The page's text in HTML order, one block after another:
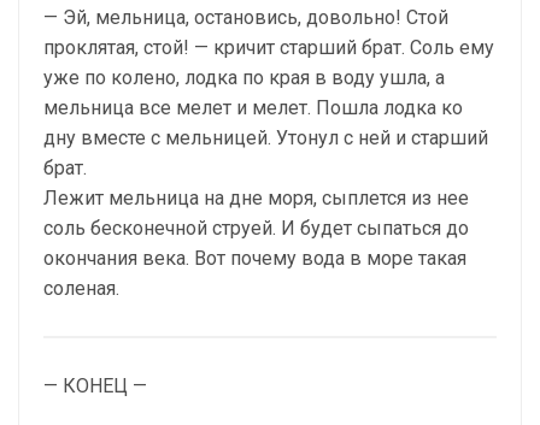
— Эй, мельница, остановись, довольно! Стой
проклятая, стой! — кричит старший брат. Соль ему
уже по колено, лодка по края в воду ушла, а
мельница все мелет и мелет. Пошла лодка ко
дну вместе с мельницей. Утонул с ней и старший
брат.
Лежит мельница на дне моря, сыплется из нее
соль бесконечной струей. И будет сыпаться до
окончания века. Вот почему вода в море такая
соленая.
— КОНЕЦ —